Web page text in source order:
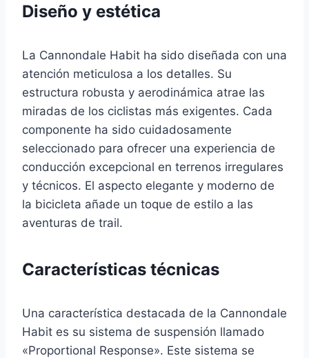
Diseño y estética
La Cannondale Habit ha sido diseñada con una
atención meticulosa a los detalles. Su
estructura robusta y aerodinámica atrae las
miradas de los ciclistas más exigentes. Cada
componente ha sido cuidadosamente
seleccionado para ofrecer una experiencia de
conducción excepcional en terrenos irregulares
y técnicos. El aspecto elegante y moderno de
la bicicleta añade un toque de estilo a las
aventuras de trail.
Características técnicas
Una característica destacada de la Cannondale
Habit es su sistema de suspensión llamado
«Proportional Response». Este sistema se